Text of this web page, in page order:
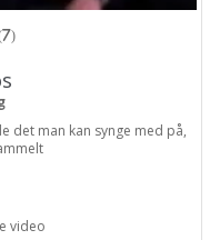
det man kan synge med på,
video